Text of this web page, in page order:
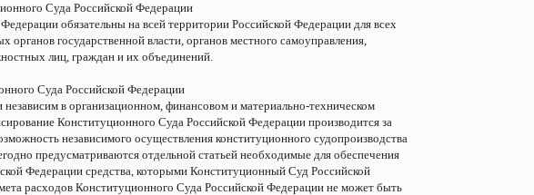
Суда Российской Федерации
обязательны на всей территории Российской Федерации для всех
органов государственной власти, органов местного самоуправления,
лиц, граждан и их объединений.
Суда Российской Федерации
в организационном, финансовом и материально-техническом
Конституционного Суда Российской Федерации производится за
независимого осуществления конституционного судопроизводства
предусматриваются отдельной статьей необходимые для обеспечения
Федерации средства, которыми Конституционный Суд Российской
расходов Конституционного Суда Российской Федерации не может быть